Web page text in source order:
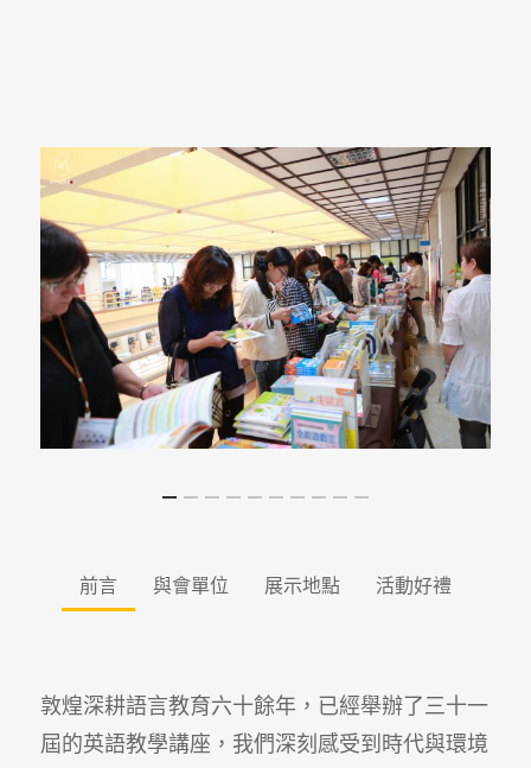
前言 與會單位 展示地點 活動好禮
敦煌深耕語言教育六十餘年，已經舉辦了三十一
屆的英語教學講座，我們深刻感受到時代與環境